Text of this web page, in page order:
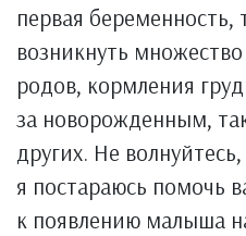
первая беременность,
возникнуть
родов, кормления
за новорожденным,
других. Не
я постараюсь помочь
к появлению малыша